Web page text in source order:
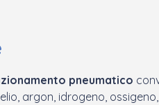
pneumatico
argon, idrogeno,